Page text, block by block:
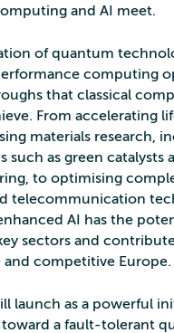
and AI meet.
of quantum
computing
that classical
From accelerating
materials research,
such as green catalysts
to optimising
telecommunication
AI has the
sectors and
and competitive Europe.
launch as a powerful
toward a fault-tolerant